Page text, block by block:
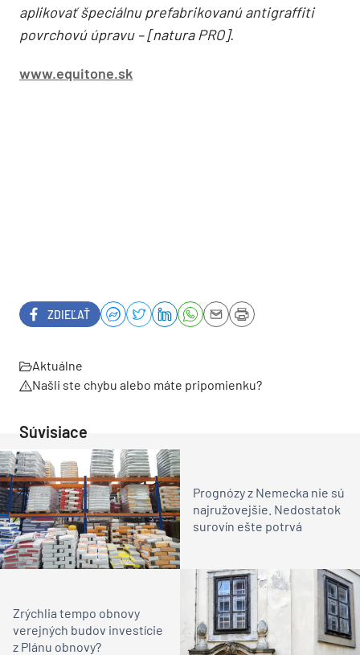
aplikovať špeciálnu prefabrikovanú antigraffiti
povrchovú úpravu – [natura PRO].
www.equitone.sk
ZDIEĽAŤ
Aktuálne
Našli ste chybu alebo máte pripomienku?
Súvisiace
Prognózy z Nemecka nie sú
najružovejšie. Nedostatok
surovín ešte potrvá
Zrýchlia tempo obnovy
verejných budov investície
z Plánu obnovy?